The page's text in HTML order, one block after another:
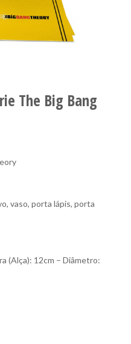
The Big Bang
vaso, porta lápis, porta
(Alça): 12cm – Diâmetro: